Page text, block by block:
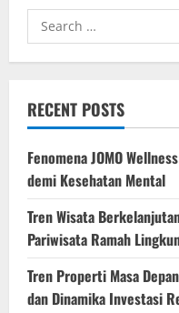
Versi
Dirimu
di
Search
for:
RECENT POSTS
Fenomena JOMO
demi Kesehatan Mental
Tren Wisata
Pariwisata Ramah
Tren Properti Masa
dan Dinamika Investasi